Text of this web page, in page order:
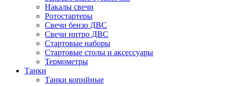
Накалы свечи
Ротостартеры
Свечи бензо ДВС
Свечи нитро ДВС
Стартовые наборы
Стартовые столы и аксессуары
Термометры
Танки
Танки копийные